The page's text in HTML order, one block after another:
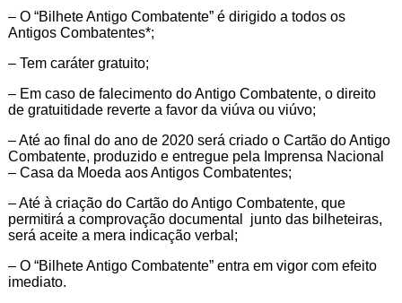
– O “Bilhete Antigo Combatente” é dirigido a todos os
Antigos Combatentes*;
– Tem caráter gratuito;
– Em caso de falecimento do Antigo Combatente, o direito
de gratuitidade reverte a favor da viúva ou viúvo;
– Até ao final do ano de 2020 será criado o Cartão do Antigo
Combatente, produzido e entregue pela Imprensa Nacional
– Casa da Moeda aos Antigos Combatentes;
– Até à criação do Cartão do Antigo Combatente, que
permitirá a comprovação documental junto das bilheteiras,
será aceite a mera indicação verbal;
– O “Bilhete Antigo Combatente” entra em vigor com efeito
imediato.